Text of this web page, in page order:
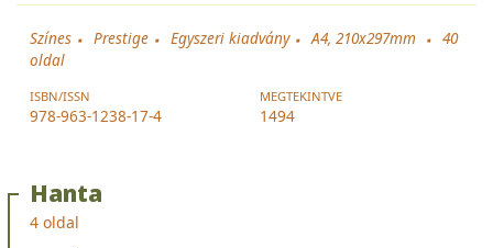
Színes Prestige Egyszeri kiadvány A4, 210x297mm
40
oldal
ISBN/ISSN
978-963-1238-17-4
MEGTEKINTVE
1494
Hanta
4 oldal